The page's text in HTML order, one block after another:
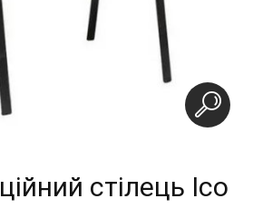
стілець Ісо